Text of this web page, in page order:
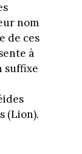
nom
de ces
à
suffixe
(Lion).